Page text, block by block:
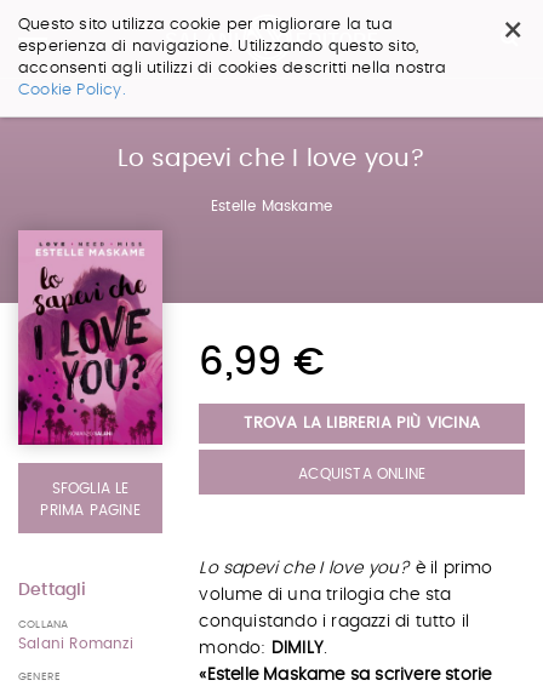
×
Questo sito utilizza cookie per migliorare la tua
esperienza di navigazione. Utilizzando questo sito,
acconsenti agli utilizzi di cookies descritti nella nostra
Cookie Policy.
Salta
Lo sapevi che I love you?
Estelle Maskame
SFOGLIA LE
PRIMA PAGINE
Dettagli
COLLANA
Salani Romanzi
GENERE
6,99 €
TROVA LA LIBRERIA PIÙ VICINA
ACQUISTA ONLINE
Lo sapevi che I love you?è il primo
volume di una trilogia che sta
conquistando i ragazzi di tutto il
mondo: DIMILY.
«Estelle Maskame sa scrivere storie